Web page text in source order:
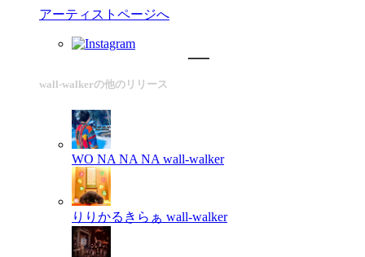
アーティストページへ
wall-walkerの他のリリース
WO NA NA NA wall-walker
りりかるきらぁ wall-walker